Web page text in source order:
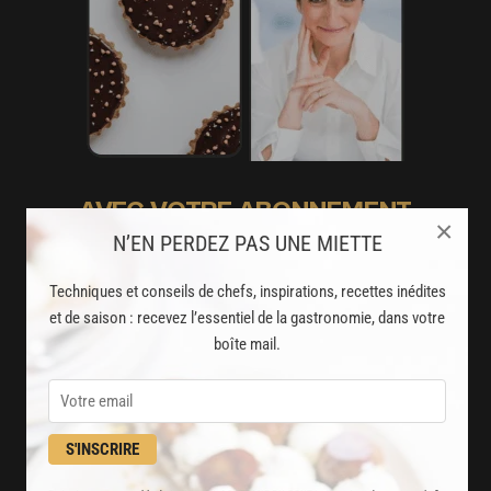
N’EN PERDEZ PAS UNE MIETTE
Techniques et conseils de chefs, inspirations, recettes inédites
et de saison : recevez l’essentiel de la gastronomie, dans votre
boîte mail.
S'INSCRIRE
×
AVEC VOTRE ABONNEMENT
PREMIUM
LA CUISINE DES CHEFS, ENFIN ACCESSIBLE !
8000
recettes exclusives
partagées par vos chefs préférés
2000vidéos de recettes
et techniques de cuisine et pâtisserie